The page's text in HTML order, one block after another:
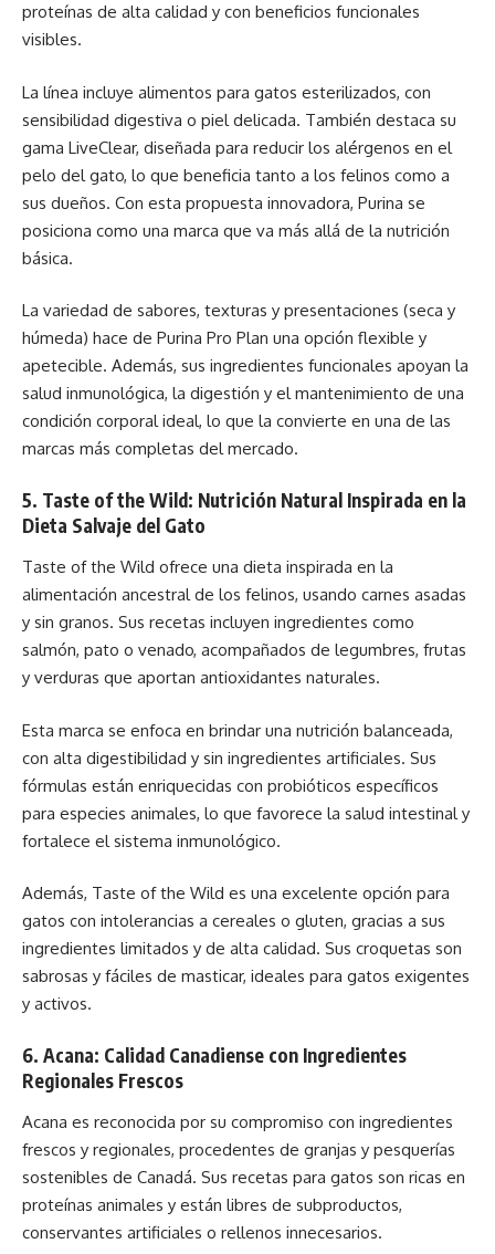
proteínas de alta calidad y con beneficios funcionales
visibles.
La línea incluye alimentos para gatos esterilizados, con
sensibilidad digestiva o piel delicada. También destaca su
gama LiveClear, diseñada para reducir los alérgenos en el
pelo del gato, lo que beneficia tanto a los felinos como a
sus dueños. Con esta propuesta innovadora, Purina se
posiciona como una marca que va más allá de la nutrición
básica.
La variedad de sabores, texturas y presentaciones (seca y
húmeda) hace de Purina Pro Plan una opción flexible y
apetecible. Además, sus ingredientes funcionales apoyan la
salud inmunológica, la digestión y el mantenimiento de una
condición corporal ideal, lo que la convierte en una de las
marcas más completas del mercado.
5. Taste of the Wild: Nutrición Natural Inspirada en la
Dieta Salvaje del Gato
Taste of the Wild ofrece una dieta inspirada en la
alimentación ancestral de los felinos, usando carnes asadas
y sin granos. Sus recetas incluyen ingredientes como
salmón, pato o venado, acompañados de legumbres, frutas
y verduras que aportan antioxidantes naturales.
Esta marca se enfoca en brindar una nutrición balanceada,
con alta digestibilidad y sin ingredientes artificiales. Sus
fórmulas están enriquecidas con probióticos específicos
para especies animales, lo que favorece la salud intestinal y
fortalece el sistema inmunológico.
Además, Taste of the Wild es una excelente opción para
gatos con intolerancias a cereales o gluten, gracias a sus
ingredientes limitados y de alta calidad. Sus croquetas son
sabrosas y fáciles de masticar, ideales para gatos exigentes
y activos.
6. Acana: Calidad Canadiense con Ingredientes
Regionales Frescos
Acana es reconocida por su compromiso con ingredientes
frescos y regionales, procedentes de granjas y pesquerías
sostenibles de Canadá. Sus recetas para gatos son ricas en
proteínas animales y están libres de subproductos,
conservantes artificiales o rellenos innecesarios.